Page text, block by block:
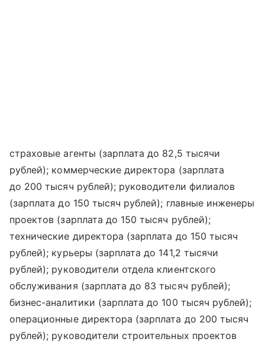
страховые агенты (зарплата до 82,5 тысячи
рублей); коммерческие директора (зарплата
до 200 тысяч рублей); руководители филиалов
(зарплата до 150 тысяч рублей); главные инженеры
проектов (зарплата до 150 тысяч рублей);
технические директора (зарплата до 150 тысяч
рублей); курьеры (зарплата до 141,2 тысячи
рублей); руководители отдела клиентского
обслуживания (зарплата до 83 тысяч рублей);
бизнес-аналитики (зарплата до 100 тысяч рублей);
операционные директора (зарплата до 200 тысяч
рублей); руководители строительных проектов